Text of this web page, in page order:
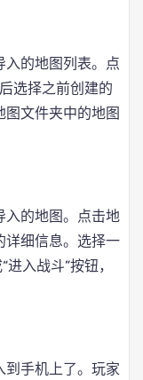
入的地图列表。点
选择之前创建的
文件夹中的地图
入的地图。点击地
详细信息。选择一
入战斗”按钮，
到手机上了。玩家